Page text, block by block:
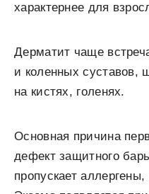
характернее для
Дерматит чаще
и коленных
на кистях, голенях.
Основная причина
дефект защитного
пропускает